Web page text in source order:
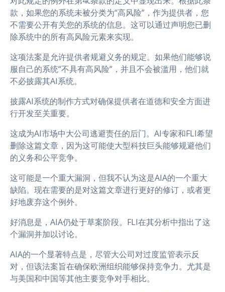
款，如果您的系统未被分类为“高风险”，作为提供者，您
不需要公开有关您的系统的信息。这可以通过声明您已删
除系统中的所有高风险元素来实现。
这项法案是允许提供者规避义务的规定。如果他们能够说
服自己的系统“不具有高风险”，并且不会被滥用，他们就
不必披露其AI系统。
披露AI系统的制作方式对确保提供者在道德和安全方面进
行开发至关重要。
这成为AI市场中大公司逃避责任的后门。AI专家和FLI希望
删除这篇文章，因为这可能使大型科技巨头能够规避他们
的义务和公平竞争。
这可能是一个重大漏洞，但我不认为这是AIA的一个重大
缺陷。现在需要的是对这篇文章进行更好的修订，或者更
好地废弃这个例外。
好消息是，AIA仍处于草案阶段。FLI在其分析中指出了这
个漏洞并加以讨论。
AIA的一个显著特点是，尽管大公司对过度监管表示反
对，但该法案旨在确保欧洲组织能够保持竞争力。尤其是
与美国和中国等其他主要竞争对手相比。